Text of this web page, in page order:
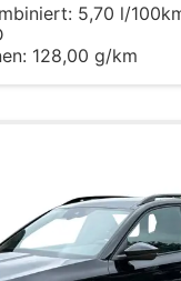
5,70 l/
128,00 g/km